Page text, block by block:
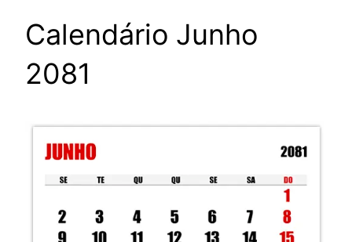
Calendário Junho
2081